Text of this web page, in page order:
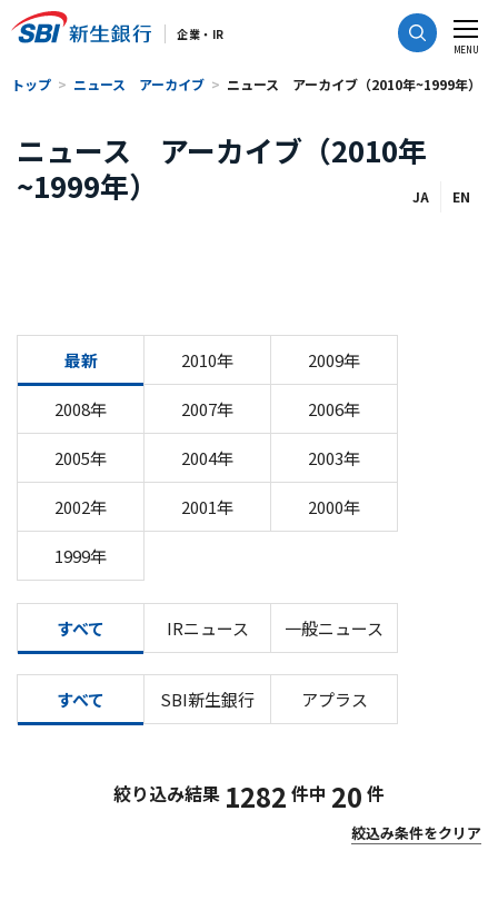
CLOSE
MENU
トップ ニュース アーカイブ ニュース アーカイブ（2010年~1999年）
ニュース アーカイブ（2010年
~1999年）
JA EN
最新 2010年 2009年
2008年 2007年 2006年
2005年 2004年 2003年
2002年 2001年 2000年
1999年
すべて IRニュース 一般ニュース
すべて SBI新生銀行 アプラス
絞込み条件をクリア
絞り込み結果 1282 件中 20 件
企業・IR